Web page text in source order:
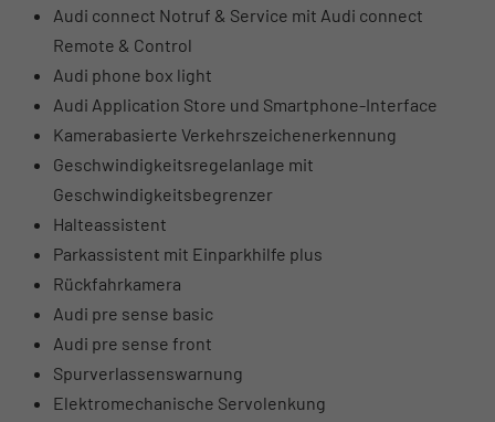
Audi connect Notruf & Service mit Audi connect
Remote & Control
Audi phone box light
Audi Application Store und Smartphone-Interface
Kamerabasierte Verkehrszeichenerkennung
Geschwindigkeitsregelanlage mit
Geschwindigkeitsbegrenzer
Halteassistent
Parkassistent mit Einparkhilfe plus
Rückfahrkamera
Audi pre sense basic
Audi pre sense front
Spurverlassenswarnung
Elektromechanische Servolenkung